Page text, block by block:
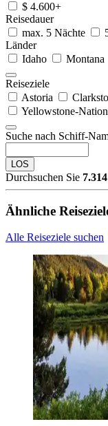
$ 4.600+
Reisedauer
max. 5 Nächte
Länder
Idaho
Montana
Reiseziele
Astoria
Yellowstone-
Suche nach Schiff-
LOS
Durchsuchen Sie 7.314
Ähnliche
Alle Reiseziele suchen